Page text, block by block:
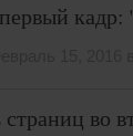
страниц во